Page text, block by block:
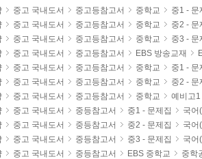
중고 국내도서 중고등참고서 중학교
중1 - 문
중고 국내도서 중고등참고서 중학교
중2 - 문
중고 국내도서 중고등참고서 중학교
중3 - 문
중고 국내도서 중고등참고서 EBS 방송교재
중고 국내도서 중고등참고서 중학교
중1 - 문
중고 국내도서 중고등참고서 중학교
중2 - 문
중고 국내도서 중고등참고서 중학교
예비고
중고 국내도서 중등참고서 중1 - 문제집
국어
중고 국내도서 중등참고서 중2 - 문제집
국어
중고 국내도서 중등참고서 중3 - 문제집
국어
중고 국내도서 중등참고서 EBS 중학교
중학